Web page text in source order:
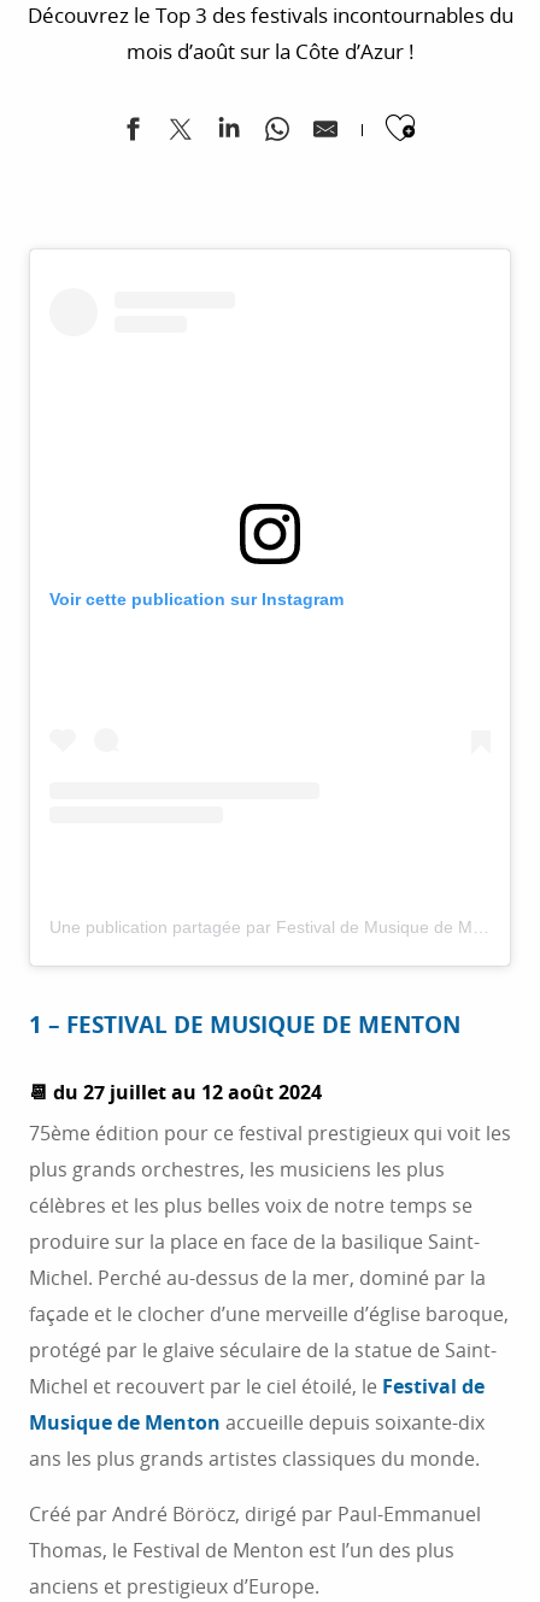
représentés avec des affiches hyper attractives.
Découvrez le Top 3 des festivals incontournables du
mois d’août sur la Côte d’Azur !
Voir cette publication sur Instagram
1 – FESTIVAL DE MUSIQUE DE MENTON
📆 du 27 juillet au 12 août 2024
75ème édition pour ce festival prestigieux qui voit les
plus grands orchestres, les musiciens les plus
célèbres et les plus belles voix de notre temps se
produire sur la place en face de la basilique Saint-
Michel. Perché au-dessus de la mer, dominé par la
façade et le clocher d’une merveille d’église baroque,
protégé par le glaive séculaire de la statue de Saint-
Michel et recouvert par le ciel étoilé, le Festival de
Musique de Menton accueille depuis soixante-dix
ans les plus grands artistes classiques du monde.
Créé par André Böröcz, dirigé par Paul-Emmanuel
Thomas, le Festival de Menton est l’un des plus
anciens et prestigieux d’Europe.